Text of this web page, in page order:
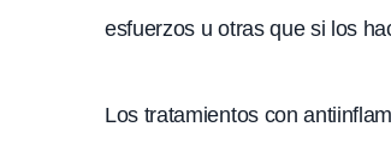
esfuerzos u otras que si los
Los tratamientos con